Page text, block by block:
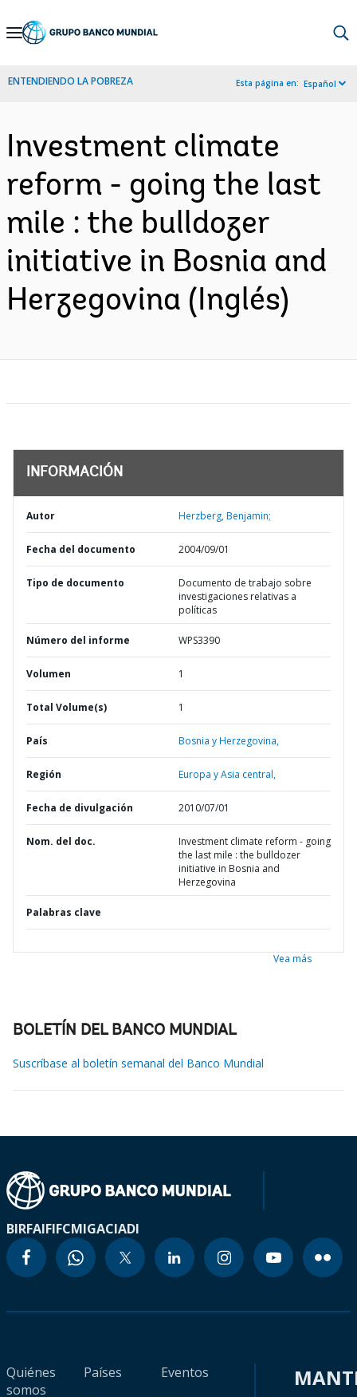
Skip
Navigation
ENTENDIENDO LA POBREZA Esta página en: Español
Investment climate
reform - going the last
mile : the bulldozer
initiative in Bosnia and
Herzegovina (Inglés)
INFORMACIÓN
Autor Herzberg, Benjamin;
Fecha del documento 2004/09/01
Tipo de documento
Documento de trabajo sobre
investigaciones relativas a
políticas
Número del informe WPS3390
Volumen 1
Total Volume(s) 1
País Bosnia y Herzegovina,
Región Europa y Asia central,
Fecha de divulgación 2010/07/01
Nom. del doc.
Investment climate reform - going
the last mile : the bulldozer
initiative in Bosnia and
Herzegovina
Palabras clave
Vea más
BOLETÍN DEL BANCO MUNDIAL
Suscríbase al boletín semanal del Banco Mundial
BIRFAIFIFCMIGACIADI
Quiénes
somos
Países
Eventos